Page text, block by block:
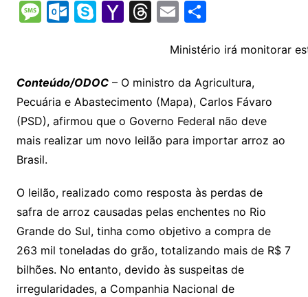
o
p
Li
n
k
h
at
A
p
p
el
e
a
m
b
er
in
t
n
k
e
dI
n
l
gl
Cl
a
s
o
o
m
s
M
s
a
g
e
O
o
k.
c
o
S
p
e
Y
o
o
M
ai
T
a
d
s
E
ai
l
S
ar
e
Ministério irá monitorar
Conteúdo/ODOC– O ministro da Agricultura,
Pecuária e Abastecimento (Mapa), Carlos Fávaro
(PSD), afirmou que o Governo Federal não deve
mais realizar um novo leilão para importar arroz ao
Brasil.
O leilão, realizado como resposta às perdas de
safra de arroz causadas pelas enchentes no Rio
Grande do Sul, tinha como objetivo a compra de
263 mil toneladas do grão, totalizando mais de R$ 7
bilhões. No entanto, devido às suspeitas de
irregularidades, a Companhia Nacional de